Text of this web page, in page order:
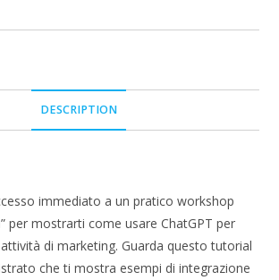
DESCRIPTION
immediato a un pratico workshop
per mostrarti come usare ChatGPT per
di marketing. Guarda questo tutorial
che ti mostra esempi di integrazione